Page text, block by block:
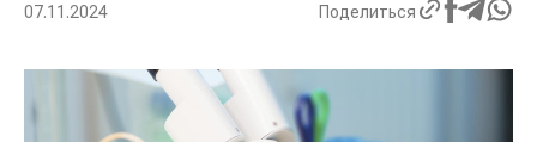
07.11.2024 Поделиться